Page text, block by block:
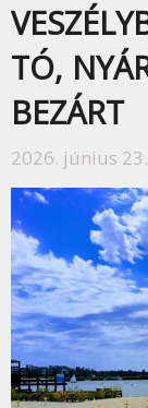
TÓ,
BEZÁRT
2026. június 23.